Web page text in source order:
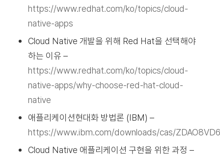
https://www.redhat.com/ko/topics/cloud-
native-apps
Cloud Native 개발을 위해 Red Hat을 선택해야
하는 이유 –
https://www.redhat.com/ko/topics/cloud-
native-apps/why-choose-red-hat-cloud-
native
애플리케이션현대화 방법론 (IBM) –
https://www.ibm.com/downloads/cas/ZDAO8VD6
Cloud Native 애플리케이션 구현을 위한 과정 –